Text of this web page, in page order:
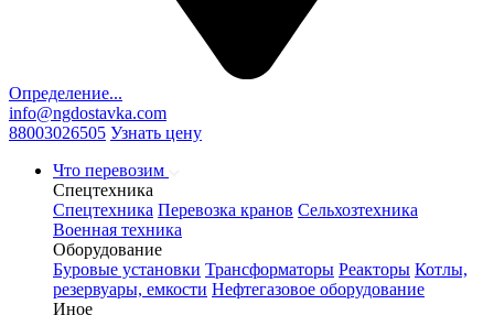
Определение...
info@ngdostavka.com
88003026505 Узнать цену
Что перевозим
Спецтехника
Спецтехника Перевозка кранов Сельхозтехника
Военная техника
Оборудование
Буровые установки Трансформаторы Реакторы Котлы,
резервуары, емкости Нефтегазовое оборудование
Иное